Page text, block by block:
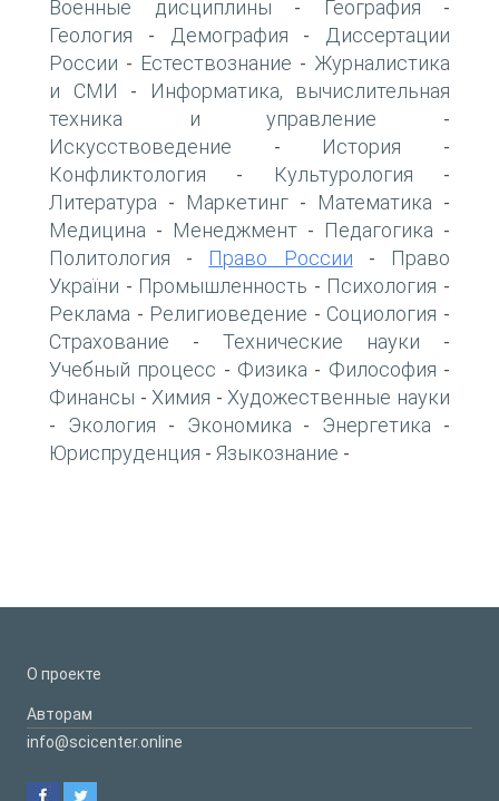
Военные дисциплины - География -
Геология - Демография -
Диссертации
России - Естествознание - Журналистика
и СМИ -
Информатика, вычислительная
техника и управление -
Искусствоведение - История -
Конфликтология - Культурология -
Литература - Маркетинг - Математика -
Медицина - Менеджмент - Педагогика -
Политология - Право России -
Право
України - Промышленность - Психология -
Реклама - Религиоведение - Социология -
Страхование - Технические науки -
Учебный процесс - Физика - Философия -
Финансы - Химия - Художественные науки
- Экология - Экономика - Энергетика -
Юриспруденция - Языкознание -
О проекте
Авторам
info@scicenter.online